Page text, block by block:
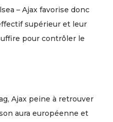
– Ajax favorise donc
supérieur et leur
pour contrôler le
Ajax peine à retrouver
aura européenne et